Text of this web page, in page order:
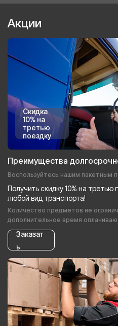
Акции
Скидка
10% на
третью
поездку
Преимущества
Воспользуйтесь нашим пакетным
Получить скидку 10% на
любой вид транспорта!
Количество предметов не
дополнительное время
Заказат
ь